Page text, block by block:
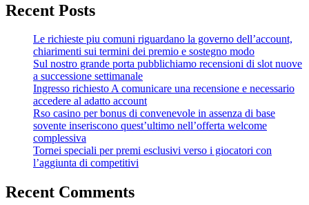
Recent Posts
Le richieste piu comuni riguardano la governo dell’account,
chiarimenti sui termini dei premio e sostegno modo
Sul nostro grande porta pubblichiamo recensioni di slot nuove
a successione settimanale
Ingresso richiesto A comunicare una recensione e necessario
accedere al adatto account
Rso casino per bonus di convenevole in assenza di base
sovente inseriscono quest’ultimo nell’offerta welcome
complessiva
Tornei speciali per premi esclusivi verso i giocatori con
l’aggiunta di competitivi
Recent Comments